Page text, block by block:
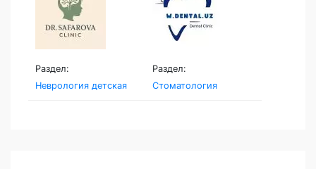
Раздел:
Неврология детская
Раздел:
Стоматология